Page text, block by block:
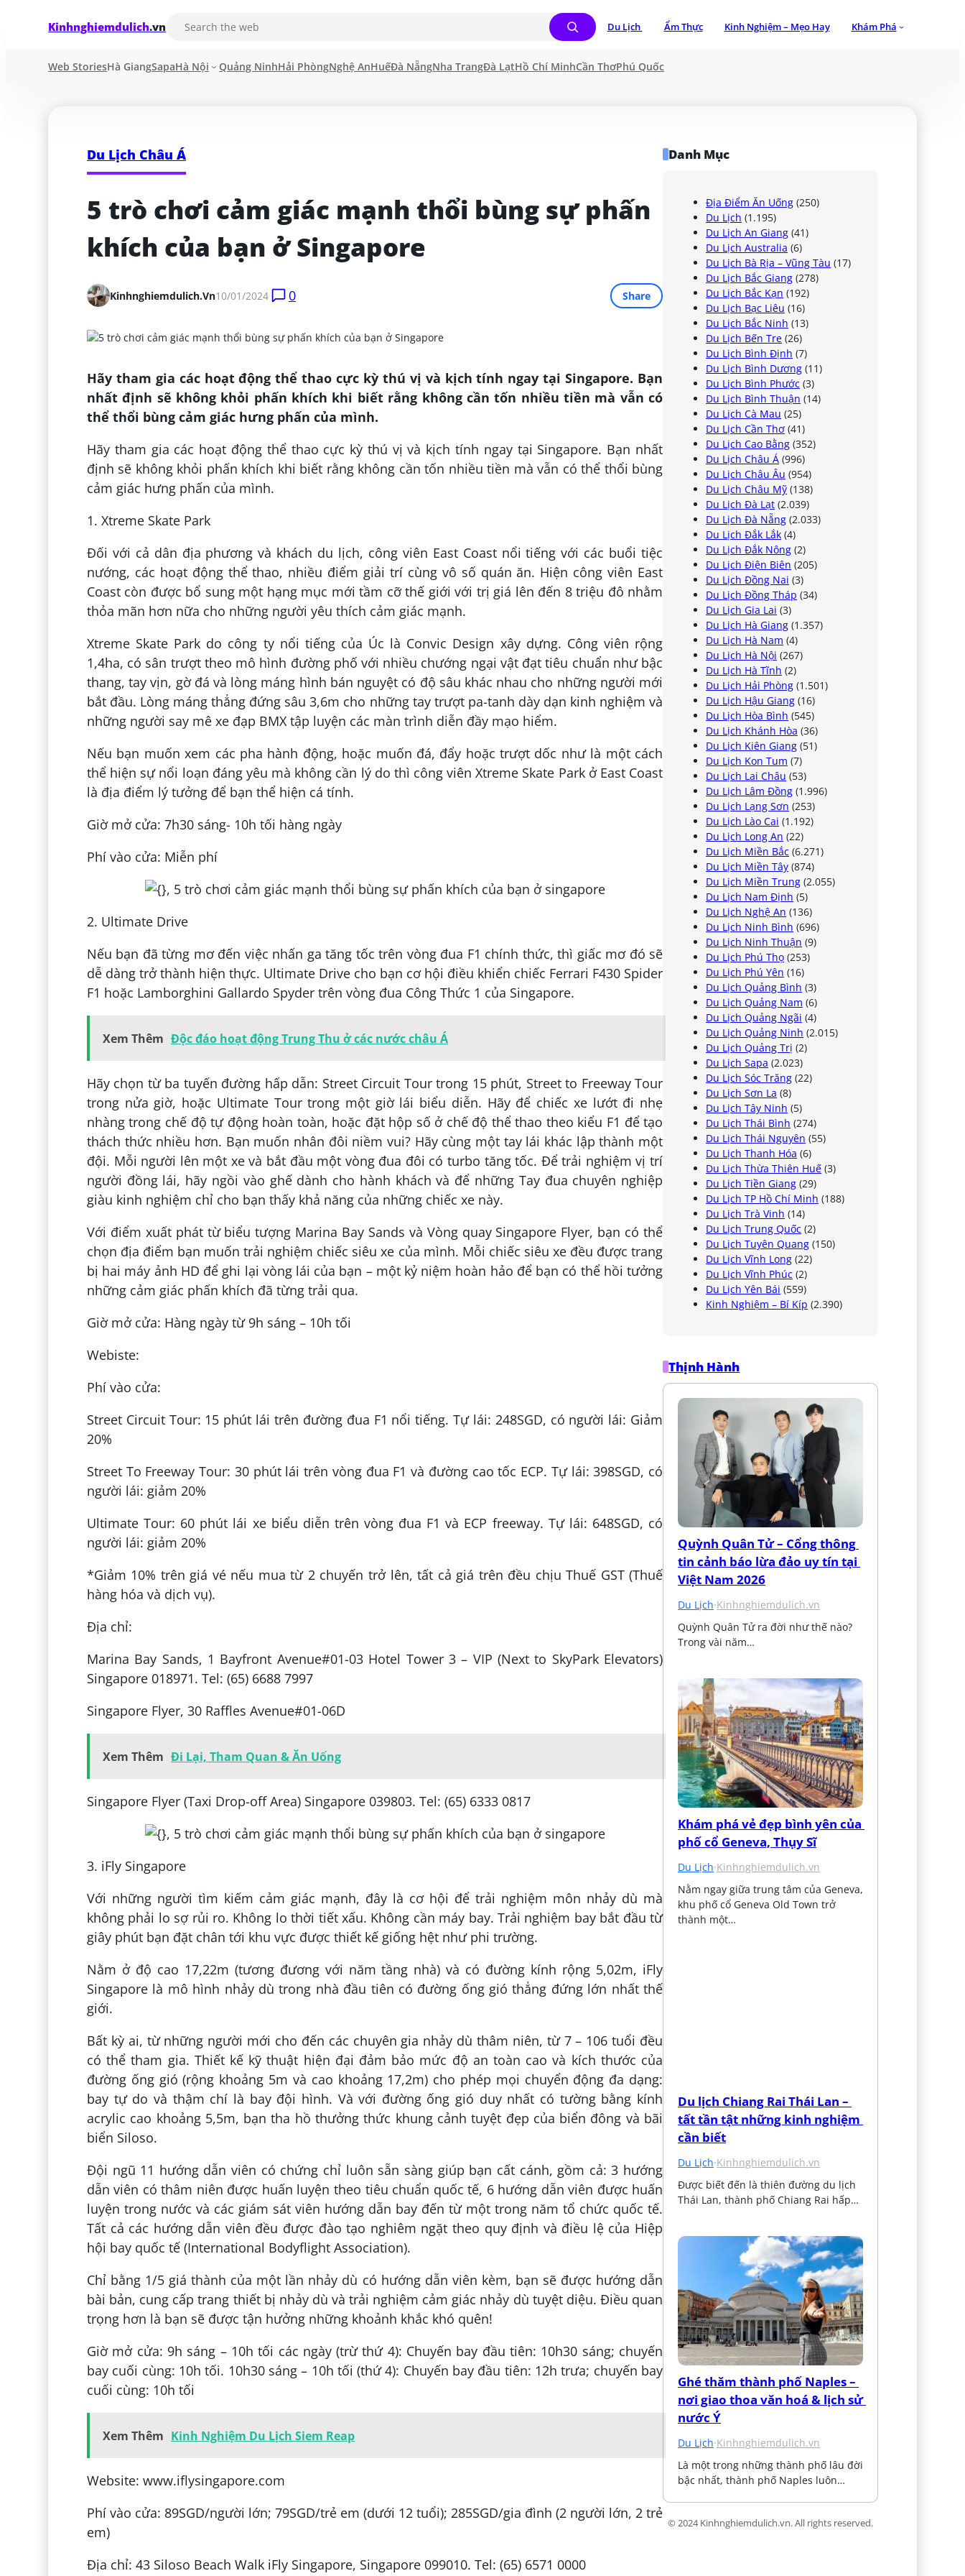
Kinhnghiemdulich.vn Du Lịch Ẩm Thực Kinh Nghiệm – Mẹo Hay Khám Phá
Web StoriesHà GiangSapaHà Nội Quảng NinhHải PhòngNghệ AnHuếĐà NẵngNha TrangĐà LạtHồ Chí MinhCần ThơPhú Quốc
Du Lịch Châu Á
5 trò chơi cảm giác mạnh thổi bùng sự phấn
khích của bạn ở Singapore
Kinhnghiemdulich.vn10/01/2024 0 Share
Hãy tham gia các hoạt động thể thao cực kỳ thú vị và kịch tính ngay tại Singapore. Bạn
nhất định sẽ không khỏi phấn khích khi biết rằng không cần tốn nhiều tiền mà vẫn có
thể thổi bùng cảm giác hưng phấn của mình.
Hãy tham gia các hoạt động thể thao cực kỳ thú vị và kịch tính ngay tại Singapore. Bạn nhất
định sẽ không khỏi phấn khích khi biết rằng không cần tốn nhiều tiền mà vẫn có thể thổi bùng
cảm giác hưng phấn của mình.
1. Xtreme Skate Park
Đối với cả dân địa phương và khách du lịch, công viên East Coast nổi tiếng với các buổi tiệc
nướng, các hoạt động thể thao, nhiều điểm giải trí cùng vô số quán ăn. Hiện công viên East
Coast còn được bổ sung một hạng mục mới tầm cỡ thế giới với trị giá lên đến 8 triệu đô nhằm
thỏa mãn hơn nữa cho những người yêu thích cảm giác mạnh.
Xtreme Skate Park do công ty nổi tiếng của Úc là Convic Design xây dựng. Công viên rộng
1,4ha, có sân trượt theo mô hình đường phố với nhiều chướng ngại vật đạt tiêu chuẩn như bậc
thang, tay vịn, gờ đá và lòng máng hình bán nguyệt có độ sâu khác nhau cho những người mới
bắt đầu. Lòng máng thẳng đứng sâu 3,6m cho những tay trượt pa-tanh dày dạn kinh nghiệm và
những người say mê xe đạp BMX tập luyện các màn trình diễn đầy mạo hiểm.
Nếu bạn muốn xem các pha hành động, hoặc muốn đá, đẩy hoặc trượt dốc như là một cách
thể hiện sự nổi loạn đáng yêu mà không cần lý do thì công viên Xtreme Skate Park ở East Coast
là địa điểm lý tưởng để bạn thể hiện cá tính.
Giờ mở cửa: 7h30 sáng- 10h tối hàng ngày
Phí vào cửa: Miễn phí
2. Ultimate Drive
Nếu bạn đã từng mơ đến việc nhấn ga tăng tốc trên vòng đua F1 chính thức, thì giấc mơ đó sẽ
dễ dàng trở thành hiện thực. Ultimate Drive cho bạn cơ hội điều khiển chiếc Ferrari F430 Spider
F1 hoặc Lamborghini Gallardo Spyder trên vòng đua Công Thức 1 của Singapore.
Xem Thêm Độc đáo hoạt động Trung Thu ở các nước châu Á
Hãy chọn từ ba tuyến đường hấp dẫn: Street Circuit Tour trong 15 phút, Street to Freeway Tour
trong nửa giờ, hoặc Ultimate Tour trong một giờ lái biểu diễn. Hãy để chiếc xe lướt đi nhẹ
nhàng trong chế độ tự động hoàn toàn, hoặc đặt hộp số ở chế độ thể thao theo kiểu F1 để tạo
thách thức nhiều hơn. Bạn muốn nhân đôi niềm vui? Hãy cùng một tay lái khác lập thành một
đội. Mỗi người lên một xe và bắt đầu một vòng đua đôi có turbo tăng tốc. Để trải nghiệm vị trí
người đồng lái, hãy ngồi vào ghế dành cho hành khách và để những Tay đua chuyên nghiệp
giàu kinh nghiệm chỉ cho bạn thấy khả năng của những chiếc xe này.
Với điểm xuất phát từ biểu tượng Marina Bay Sands và Vòng quay Singapore Flyer, bạn có thể
chọn địa điểm bạn muốn trải nghiệm chiếc siêu xe của mình. Mỗi chiếc siêu xe đều được trang
bị hai máy ảnh HD để ghi lại vòng lái của bạn – một kỷ niệm hoàn hảo để bạn có thể hồi tưởng
những cảm giác phấn khích đã từng trải qua.
Giờ mở cửa: Hàng ngày từ 9h sáng – 10h tối
Webiste:
Phí vào cửa:
Street Circuit Tour: 15 phút lái trên đường đua F1 nổi tiếng. Tự lái: 248SGD, có người lái: Giảm
20%
Street To Freeway Tour: 30 phút lái trên vòng đua F1 và đường cao tốc ECP. Tự lái: 398SGD, có
người lái: giảm 20%
Ultimate Tour: 60 phút lái xe biểu diễn trên vòng đua F1 và ECP freeway. Tự lái: 648SGD, có
người lái: giảm 20%
*Giảm 10% trên giá vé nếu mua từ 2 chuyến trở lên, tất cả giá trên đều chịu Thuế GST (Thuế
hàng hóa và dịch vụ).
Địa chỉ:
Marina Bay Sands, 1 Bayfront Avenue#01-03 Hotel Tower 3 – VIP (Next to SkyPark Elevators)
Singapore 018971. Tel: (65) 6688 7997
Singapore Flyer, 30 Raffles Avenue#01-06D
Xem Thêm Đi Lại, Tham Quan & Ăn Uống
Singapore Flyer (Taxi Drop-off Area) Singapore 039803. Tel: (65) 6333 0817
3. iFly Singapore
Với những người tìm kiếm cảm giác mạnh, đây là cơ hội để trải nghiệm môn nhảy dù mà
không phải lo sợ rủi ro. Không lo thời tiết xấu. Không cần máy bay. Trải nghiệm bay bắt đầu từ
giây phút bạn đặt chân tới khu vực được thiết kế giống hệt như phi trường.
Nằm ở độ cao 17,22m (tương đương với năm tầng nhà) và có đường kính rộng 5,02m, iFly
Singapore là mô hình nhảy dù trong nhà đầu tiên có đường ống gió thẳng đứng lớn nhất thế
giới.
Bất kỳ ai, từ những người mới cho đến các chuyên gia nhảy dù thâm niên, từ 7 – 106 tuổi đều
có thể tham gia. Thiết kế kỹ thuật hiện đại đảm bảo mức độ an toàn cao và kích thước của
đường ống gió (rộng khoảng 5m và cao khoảng 17,2m) cho phép mọi chuyển động đa dạng:
bay tự do và thậm chí là bay đội hình. Và với đường ống gió duy nhất có tường bằng kính
acrylic cao khoảng 5,5m, bạn tha hồ thưởng thức khung cảnh tuyệt đẹp của biển đông và bãi
biển Siloso.
Đội ngũ 11 hướng dẫn viên có chứng chỉ luôn sẵn sàng giúp bạn cất cánh, gồm cả: 3 hướng
dẫn viên có thâm niên được huấn luyện theo tiêu chuẩn quốc tế, 6 hướng dẫn viên được huấn
luyện trong nước và các giám sát viên hướng dẫn bay đến từ một trong năm tổ chức quốc tế.
Tất cả các hướng dẫn viên đều được đào tạo nghiêm ngặt theo quy định và điều lệ của Hiệp
hội bay quốc tế (International Bodyflight Association).
Chỉ bằng 1/5 giá thành của một lần nhảy dù có hướng dẫn viên kèm, bạn sẽ được hướng dẫn
bài bản, cung cấp trang thiết bị nhảy dù và trải nghiệm cảm giác nhảy dù tuyệt diệu. Điều quan
trọng hơn là bạn sẽ được tận hưởng những khoảnh khắc khó quên!
Giờ mở cửa: 9h sáng – 10h tối các ngày (trừ thứ 4): Chuyến bay đầu tiên: 10h30 sáng; chuyến
bay cuối cùng: 10h tối. 10h30 sáng – 10h tối (thứ 4): Chuyến bay đầu tiên: 12h trưa; chuyến bay
cuối cùng: 10h tối
Xem Thêm Kinh Nghiệm Du Lịch Siem Reap
Website: www.iflysingapore.com
Phí vào cửa: 89SGD/người lớn; 79SGD/trẻ em (dưới 12 tuổi); 285SGD/gia đình (2 người lớn, 2 trẻ
em)
Địa chỉ: 43 Siloso Beach Walk iFly Singapore, Singapore 099010. Tel: (65) 6571 0000
Danh Mục
Địa Điểm Ăn Uống (250)
Du Lịch (1.195)
Du Lịch An Giang (41)
Du Lịch Australia (6)
Du Lịch Bà Rịa – Vũng Tàu (17)
Du Lịch Bắc Giang (278)
Du Lịch Bắc Kạn (192)
Du Lịch Bạc Liêu (16)
Du Lịch Bắc Ninh (13)
Du Lịch Bến Tre (26)
Du Lịch Bình Định (7)
Du Lịch Bình Dương (11)
Du Lịch Bình Phước (3)
Du Lịch Bình Thuận (14)
Du Lịch Cà Mau (25)
Du Lịch Cần Thơ (41)
Du Lịch Cao Bằng (352)
Du Lịch Châu Á (996)
Du Lịch Châu Âu (954)
Du Lịch Châu Mỹ (138)
Du Lịch Đà Lạt (2.039)
Du Lịch Đà Nẵng (2.033)
Du Lịch Đắk Lắk (4)
Du Lịch Đắk Nông (2)
Du Lịch Điện Biên (205)
Du Lịch Đồng Nai (3)
Du Lịch Đồng Tháp (34)
Du Lịch Gia Lai (3)
Du Lịch Hà Giang (1.357)
Du Lịch Hà Nam (4)
Du Lịch Hà Nội (267)
Du Lịch Hà Tĩnh (2)
Du Lịch Hải Phòng (1.501)
Du Lịch Hậu Giang (16)
Du Lịch Hòa Bình (545)
Du Lịch Khánh Hòa (36)
Du Lịch Kiên Giang (51)
Du Lịch Kon Tum (7)
Du Lịch Lai Châu (53)
Du Lịch Lâm Đồng (1.996)
Du Lịch Lạng Sơn (253)
Du Lịch Lào Cai (1.192)
Du Lịch Long An (22)
Du Lịch Miền Bắc (6.271)
Du Lịch Miền Tây (874)
Du Lịch Miền Trung (2.055)
Du Lịch Nam Định (5)
Du Lịch Nghệ An (136)
Du Lịch Ninh Bình (696)
Du Lịch Ninh Thuận (9)
Du Lịch Phú Thọ (253)
Du Lịch Phú Yên (16)
Du Lịch Quảng Bình (3)
Du Lịch Quảng Nam (6)
Du Lịch Quảng Ngãi (4)
Du Lịch Quảng Ninh (2.015)
Du Lịch Quảng Trị (2)
Du Lịch Sapa (2.023)
Du Lịch Sóc Trăng (22)
Du Lịch Sơn La (8)
Du Lịch Tây Ninh (5)
Du Lịch Thái Bình (274)
Du Lịch Thái Nguyên (55)
Du Lịch Thanh Hóa (6)
Du Lịch Thừa Thiên Huế (3)
Du Lịch Tiền Giang (29)
Du Lịch TP Hồ Chí Minh (188)
Du Lịch Trà Vinh (14)
Du Lịch Trung Quốc (2)
Du Lịch Tuyên Quang (150)
Du Lịch Vĩnh Long (22)
Du Lịch Vĩnh Phúc (2)
Du Lịch Yên Bái (559)
Kinh Nghiệm – Bí Kíp (2.390)
Thịnh Hành
Quỳnh Quân Tử – Cổng thông
tin cảnh báo lừa đảo uy tín tại
Việt Nam 2026
Du Lịch·Kinhnghiemdulich.vn
Quỳnh Quân Tử ra đời như thế nào?
Trong vài năm…
Khám phá vẻ đẹp bình yên của
phố cổ Geneva, Thụy Sĩ
Du Lịch·Kinhnghiemdulich.vn
Nằm ngay giữa trung tâm của Geneva,
khu phố cổ Geneva Old Town trở
thành một…
Du lịch Chiang Rai Thái Lan –
tất tần tật những kinh nghiệm
cần biết
Du Lịch·Kinhnghiemdulich.vn
Được biết đến là thiên đường du lịch
Thái Lan, thành phố Chiang Rai hấp…
Ghé thăm thành phố Naples –
nơi giao thoa văn hoá & lịch sử
nước Ý
Du Lịch·Kinhnghiemdulich.vn
Là một trong những thành phố lâu đời
bậc nhất, thành phố Naples luôn…
© 2024 Kinhnghiemdulich.vn. All rights reserved.